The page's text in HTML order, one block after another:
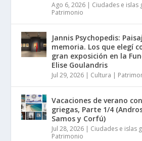
Ago 6, 2026 | Ciudades e islas
Patrimonio
Jannis Psychopedis:
memoria. Los que elegí
gran exposición en la
Elise Goulandris
Jul 29, 2026 | Cultura |
Vacaciones de verano
griegas, Parte 1/4
Samos y Corfú)
Jul 28, 2026 | Ciudades e islas
Patrimonio